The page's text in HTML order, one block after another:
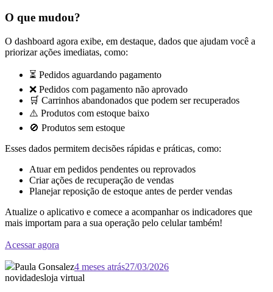
O que mudou?
O dashboard agora exibe, em destaque, dados que ajudam você a
priorizar ações imediatas, como:
⏳ Pedidos aguardando pagamento
❌ Pedidos com pagamento não aprovado
🛒 Carrinhos abandonados que podem ser recuperados
⚠️ Produtos com estoque baixo
🚫 Produtos sem estoque
Esses dados permitem decisões rápidas e práticas, como:
Atuar em pedidos pendentes ou reprovados
Criar ações de recuperação de vendas
Planejar reposição de estoque antes de perder vendas
Atualize o aplicativo e comece a acompanhar os indicadores que
mais importam para a sua operação pelo celular também!
Acessar agora
Paula Gonsalez4 meses atrás27/03/2026
novidadesloja virtual